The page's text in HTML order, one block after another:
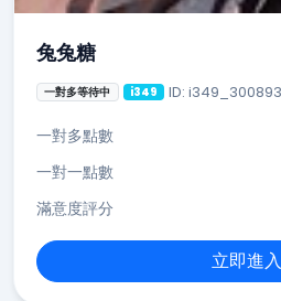
兔兔糖
一對多等待中 i349 ID: i349_300893
一對多點數
一對一點數
滿意度評分
立即進入